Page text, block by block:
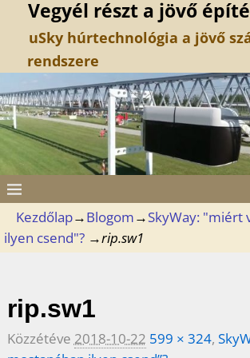
Vegyél részt a jövő
uSky húrtechnológia a jövő
rendszere
Kezdőlap→Blogom→SkyWay: "miért
ilyen csend"? →rip.sw1
rip.sw1
Közzétéve 2018-10-22 599 × 324,